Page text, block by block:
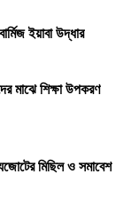
ইয়াবা উদ্ধার
মাঝে শিক্ষা উপকরণ
মিছিল ও সমাবেশ